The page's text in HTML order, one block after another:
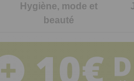
Notre produit du
Notre produit du
Notre produit du
Hygiène, mode et
beauté
Notre produit du
Notre produit du
Notre produit du